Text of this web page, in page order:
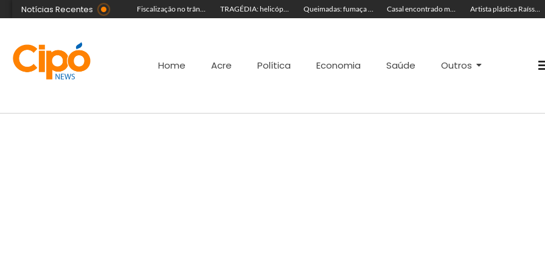
Notícias Recentes
Guida Aquino deixa reitoria da Ufac e publica carta aberta com balanço de gestão Fiscalização no trânsito reduz as autuações por embriaguez ao longo da Expoacre TRAGÉDIA: helicóptero cai e mata quatro pessoas; vítimas eram turistas Queimadas: fumaça invade a pista e prejudica trânsito em Rio Branco Casal encontrado morto em motel estava em banheira Artista plástica Raíssa Alvarenga expõe suas obras na Feira de Negócios do Novenário em Cruzeiro do Sul
Home Acre Política Economia Saúde Outros